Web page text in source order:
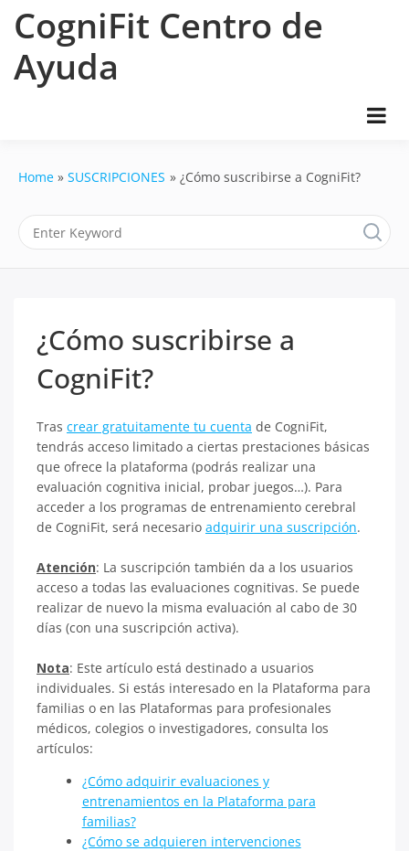
CogniFit Centro de
Ayuda
Home SUSCRIPCIONES ¿Cómo suscribirse a CogniFit?
¿Cómo suscribirse a
CogniFit?
Tras crear gratuitamente tu cuenta de CogniFit,
tendrás acceso limitado a ciertas prestaciones básicas
que ofrece la plataforma (podrás realizar una
evaluación cognitiva inicial, probar juegos…). Para
acceder a los programas de entrenamiento cerebral
de CogniFit, será necesario adquirir una suscripción.
Atención: La suscripción también da a los usuarios
acceso a todas las evaluaciones cognitivas. Se puede
realizar de nuevo la misma evaluación al cabo de 30
días (con una suscripción activa).
Nota: Este artículo está destinado a usuarios
individuales. Si estás interesado en la Plataforma para
familias o en las Plataformas para profesionales
médicos, colegios o investigadores, consulta los
artículos:
¿Cómo adquirir evaluaciones y
entrenamientos en la Plataforma para
familias?
¿Cómo se adquieren intervenciones